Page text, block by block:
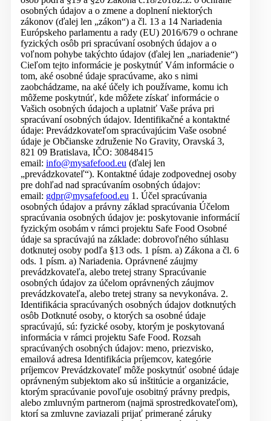
osobných údajov a o zmene a doplnení niektorých
zákonov (ďalej len „zákon“) a čl. 13 a 14 Nariadenia
Európskeho parlamentu a rady (EU) 2016/679 o ochrane
fyzických osôb pri spracúvaní osobných údajov a o
voľnom pohybe takýchto údajov (ďalej len „nariadenie“)
Cieľom tejto informácie je poskytnúť Vám informácie o
tom, aké osobné údaje spracúvame, ako s nimi
zaobchádzame, na aké účely ich používame, komu ich
môžeme poskytnúť, kde môžete získať informácie o
Vašich osobných údajoch a uplatniť Vaše práva pri
spracúvaní osobných údajov. Identifikačné a kontaktné
údaje: Prevádzkovateľom spracúvajúcim Vaše osobné
údaje je Občianske združenie No Gravity, Oravská 3,
821 09 Bratislava, IČO: 30848415
email: info@mysafefood.eu (ďalej len
„prevádzkovateľ“). Kontaktné údaje zodpovednej osoby
pre dohľad nad spracúvaním osobných údajov:
email: gdpr@mysafefood.eu 1. Účel spracúvania
osobných údajov a právny základ spracúvania Účelom
spracúvania osobných údajov je: poskytovanie informácií
fyzickým osobám v rámci projektu Safe Food Osobné
údaje sa spracúvajú na základe: dobrovoľného súhlasu
dotknutej osoby podľa §13 ods. 1 písm. a) Zákona a čl. 6
ods. 1 písm. a) Nariadenia. Oprávnené záujmy
prevádzkovateľa, alebo tretej strany Spracúvanie
osobných údajov za účelom oprávnených záujmov
prevádzkovateľa, alebo tretej strany sa nevykonáva. 2.
Identifikácia spracúvaných osobných údajov dotknutých
osôb Dotknuté osoby, o ktorých sa osobné údaje
spracúvajú, sú: fyzické osoby, ktorým je poskytovaná
informácia v rámci projektu Safe Food. Rozsah
spracúvaných osobných údajov: meno, priezvisko,
emailová adresa Identifikácia príjemcov, kategórie
príjemcov Prevádzkovateľ môže poskytnúť osobné údaje
oprávneným subjektom ako sú inštitúcie a organizácie,
ktorým spracúvanie povoľuje osobitný právny predpis,
alebo zmluvným partnerom (najmä sprostredkovateľom),
ktorí sa zmluvne zaviazali prijať primerané záruky